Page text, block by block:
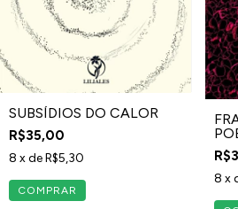
SUBSÍDIOS DO CALOR
R$35,00
8 x deR$5,30
8 x